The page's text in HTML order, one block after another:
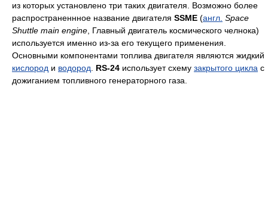
из которых установлено три таких двигателя. Возможно более
распространеннное название двигателя SSME (англ. Space
Shuttle main engine , Главный двигатель космического челнока)
используется именно из-за его текущего применения.
Основными компонентами топлива двигателя являются жидкий
кислород и водород RS-24 использует схему закрытого цикла с
дожиганием топливного генераторного газа.